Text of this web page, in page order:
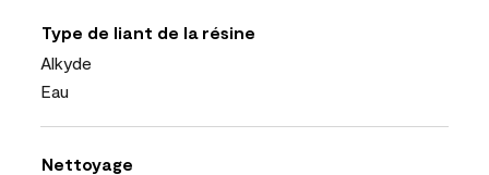
Type de liant de la résine
Alkyde
Eau
Nettoyage